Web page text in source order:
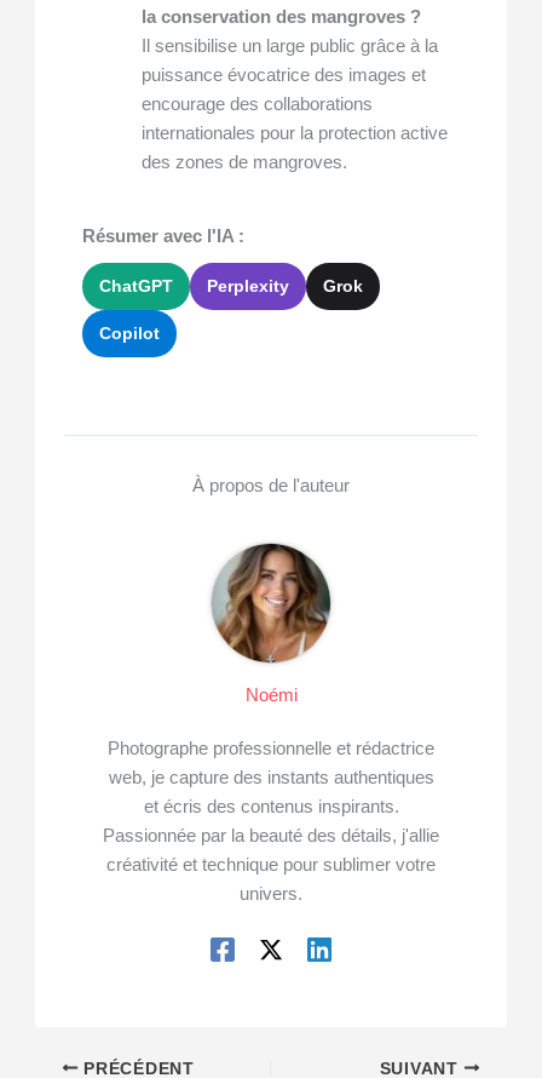
la conservation des mangroves ?
Il sensibilise un large public grâce à la
puissance évocatrice des images et
encourage des collaborations
internationales pour la protection active
des zones de mangroves.
Résumer avec l'IA :
ChatGPT Perplexity Grok
Copilot
À propos de l'auteur
Noémi
Photographe professionnelle et rédactrice
web, je capture des instants authentiques
et écris des contenus inspirants.
Passionnée par la beauté des détails, j'allie
créativité et technique pour sublimer votre
univers.
PRÉCÉDENT SUIVANT